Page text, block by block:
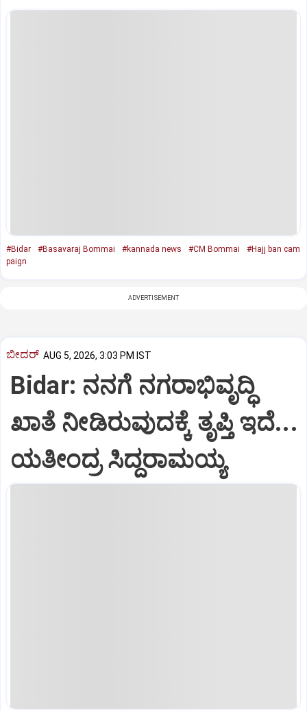
#Bidar #Basavaraj Bommai #kannada news #CM Bommai
#Hajj ban cam
paign
ADVERTISEMENT
ಬೀದರ್ AUG 5, 2026, 3:03 PM IST
Bidar: ನನಗೆ ನಗರಾಭಿವೃದ್ಧಿ
ಖಾತೆ ನೀಡಿರುವುದಕ್ಕೆ ತೃಪ್ತಿ ಇದೆ...
ಯತೀಂದ್ರ ಸಿದ್ದರಾಮಯ್ಯ